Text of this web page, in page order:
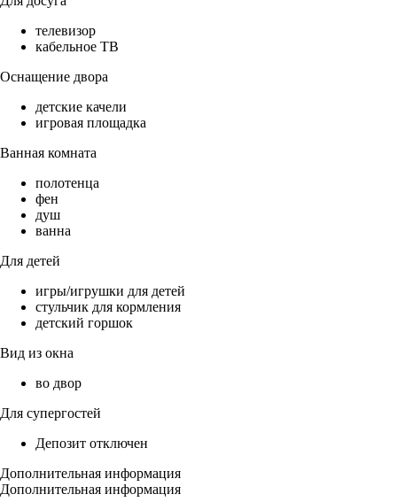
телевизор
кабельное ТВ
Оснащение двора
детские качели
игровая площадка
Ванная комната
полотенца
фен
душ
ванна
Для детей
игры/игрушки для детей
стульчик для кормления
детский горшок
Вид из окна
во двор
Для супергостей
Депозит отключен
Дополнительная информация
Дополнительная информация